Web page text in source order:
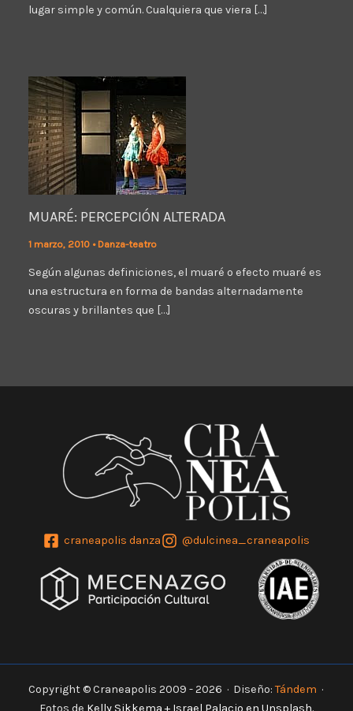
lugar simple y común. Cualquiera que viera […]
MUARÉ: PERCEPCIÓN ALTERADA
1 marzo, 2010 • Danza-teatro
Según algunas definiciones, el muaré o efecto muaré es
una estructura en forma de bandas alternadamente
oscuras y brillantes que […]
craneapolis danza @dulcinea_craneapolis
Copyright © Craneapolis 2009 - 2026 · Diseño:Tándem ·
Fotos de Kelly Sikkema+ Israel Palacio en Unsplash.